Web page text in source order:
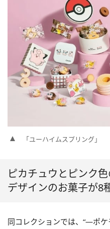
「ユーハイムスプリング」
ピカチュウとピンク
デザインのお菓子が8
同コレクションでは、“―ポ